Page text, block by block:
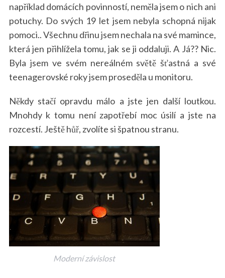
například domácích povinností, neměla jsem o nich ani
potuchy. Do svých 19 let jsem nebyla schopná nijak
pomoci.. Všechnu dřinu jsem nechala na své mamince,
která jen přihlížela tomu, jak se ji oddaluji. A Já?? Nic.
Byla jsem ve svém nereálném světě šťastná a své
teenagerovské roky jsem proseděla u monitoru.
Někdy stačí opravdu málo a jste jen další loutkou.
Mnohdy k tomu není zapotřebí moc úsilí a jste na
rozcestí. Ještě hůř, zvolíte si špatnou stranu.
Moderní závislost